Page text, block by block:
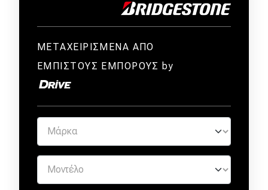
ΜΕΤΑΧΕΙΡΙΣΜΕΝΑ ΑΠΟ
ΕΜΠΙΣΤΟΥΣ ΕΜΠΟΡΟΥΣ by